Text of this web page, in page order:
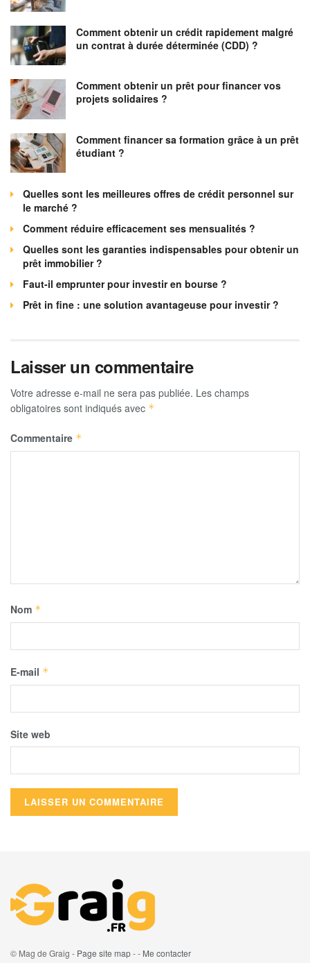
Comment obtenir un crédit rapidement malgré
un contrat à durée déterminée (CDD) ?
Comment obtenir un prêt pour financer vos
projets solidaires ?
Comment financer sa formation grâce à un prêt
étudiant ?
Quelles sont les meilleures offres de crédit personnel sur
le marché ?
Comment réduire efficacement ses mensualités ?
Quelles sont les garanties indispensables pour obtenir un
prêt immobilier ?
Faut-il emprunter pour investir en bourse ?
Prêt in fine : une solution avantageuse pour investir ?
Laisser un commentaire
Votre adresse e-mail ne sera pas publiée. Les champs
obligatoires sont indiqués avec *
Commentaire *
Nom *
E-mail *
Site web
© Mag de Graig - Page site map- - Me contacter